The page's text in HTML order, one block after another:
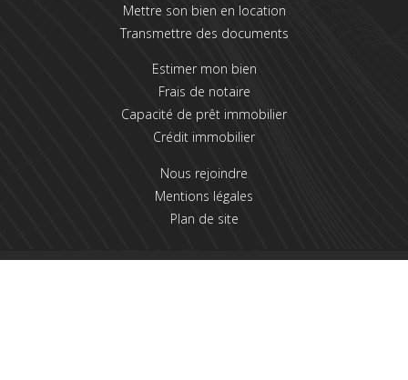
Mettre son bien en location
Transmettre des documents
Estimer mon bien
Frais de notaire
Capacité de prêt immobilier
Crédit immobilier
Nous rejoindre
Mentions légales
Plan de site